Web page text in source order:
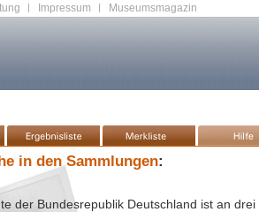
| Impressum | Museumsmagazin
in den Sammlungen:
der Bundesrepublik Deutschland ist an